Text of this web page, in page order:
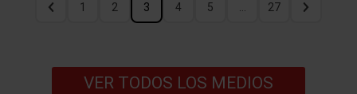
1 2 3 4 5 … 27
VER TODOS LOS MEDIOS